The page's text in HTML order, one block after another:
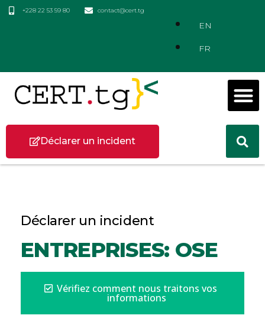
+228 22 53 59 80 contact@cert.tg
EN
FR
Déclarer un incident
Déclarer un incident
ENTREPRISES: OSE
Vérifiez comment nous traitons vos
informations